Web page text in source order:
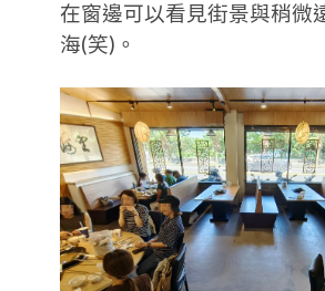
在窗邊可以看見街景與稍微
海(笑)。